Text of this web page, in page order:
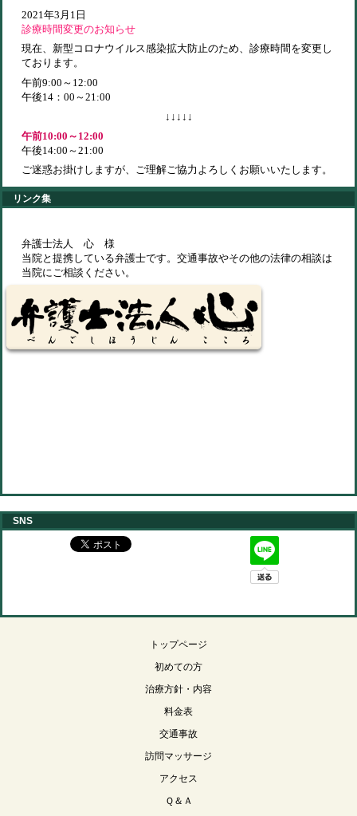
2021年3月1日
診療時間変更のお知らせ
現在、新型コロナウイルス感染拡大防止のため、診療時間を変更し
ております。
午前9:00～12:00
午後14：00～21:00
↓↓↓↓↓
午前10:00～12:00
午後14:00～21:00
ご迷惑お掛けしますが、ご理解ご協力よろしくお願いいたします。
リンク集
弁護士法人 心 様
当院と提携している弁護士です。交通事故やその他の法律の相談は
当院にご相談ください。
SNS
トップページ
初めての方
治療方針・内容
料金表
交通事故
訪問マッサージ
アクセス
Ｑ＆Ａ